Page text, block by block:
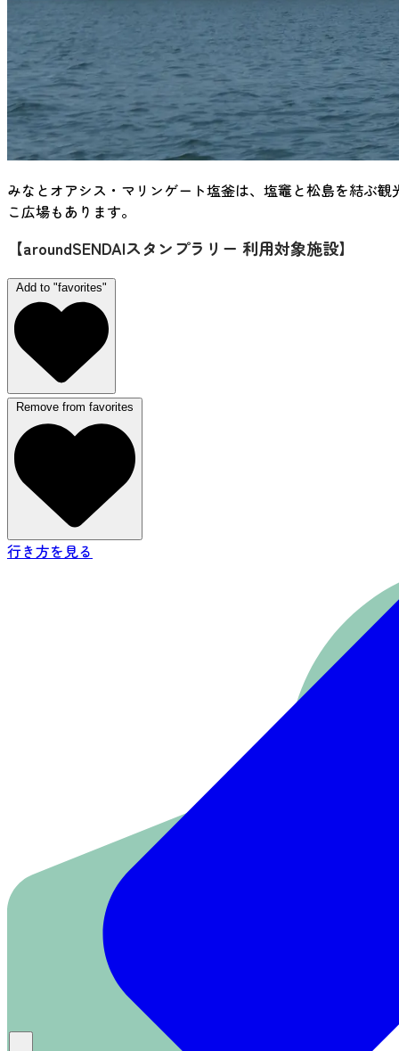
みなとオアシス・マリンゲート塩釜は、塩竈と松島を結ぶ
こ広場もあります。
【aroundSENDAIスタンプラリー 利用対象施設】
Add to "favorites"
Remove from favorites
行き方を見る